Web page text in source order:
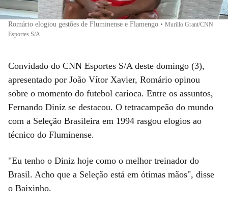
Romário elogiou gestões de Fluminense e Flamengo • Murillo Grant/CNN
Esportes S/A
Convidado do CNN Esportes S/A deste domingo (3),
apresentado por João Vítor Xavier, Romário opinou
sobre o momento do futebol carioca. Entre os assuntos,
Fernando Diniz se destacou. O tetracampeão do mundo
com a Seleção Brasileira em 1994 rasgou elogios ao
técnico do Fluminense.
"Eu tenho o Diniz hoje como o melhor treinador do
Brasil. Acho que a Seleção está em ótimas mãos", disse
o Baixinho.